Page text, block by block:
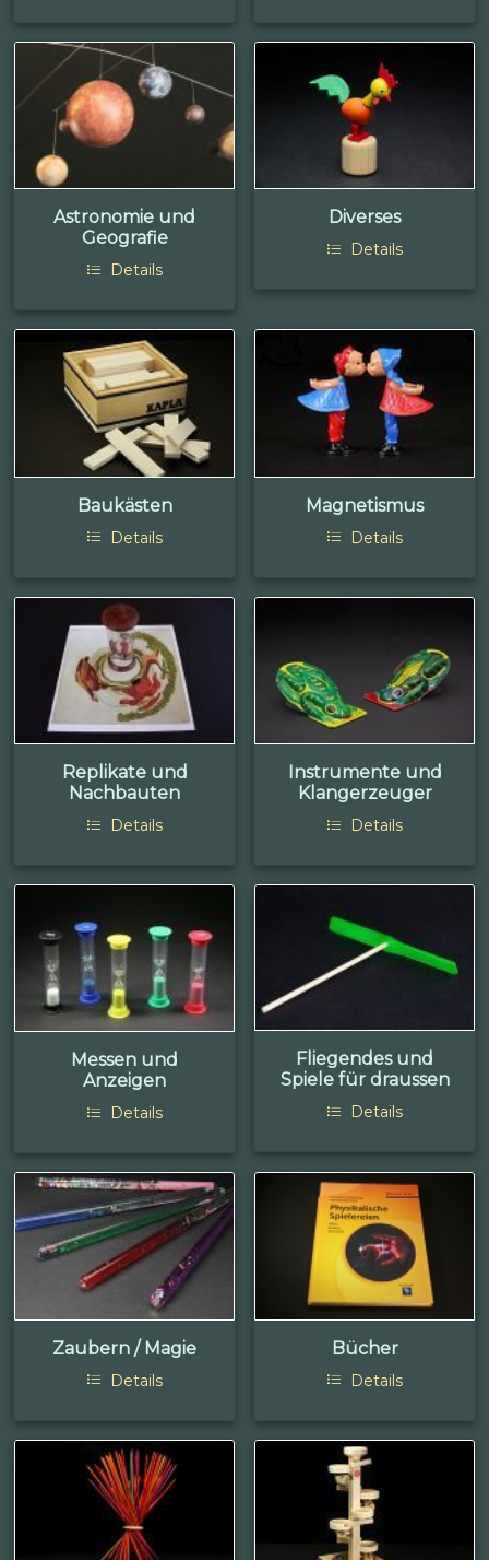
Astronomie und
Geografie
Details
Diverses
Details
Baukästen
Details
Magnetismus
Details
Replikate und
Nachbauten
Details
Instrumente und
Klangerzeuger
Details
Messen und
Anzeigen
Details
Fliegendes und
Spiele für draussen
Details
Zaubern / Magie
Details
Bücher
Details